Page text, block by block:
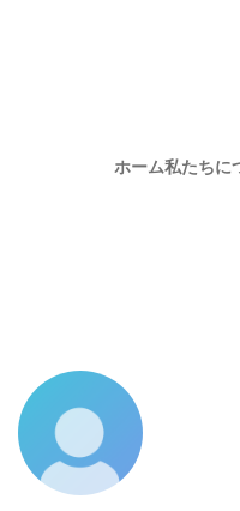
ホーム私たちに